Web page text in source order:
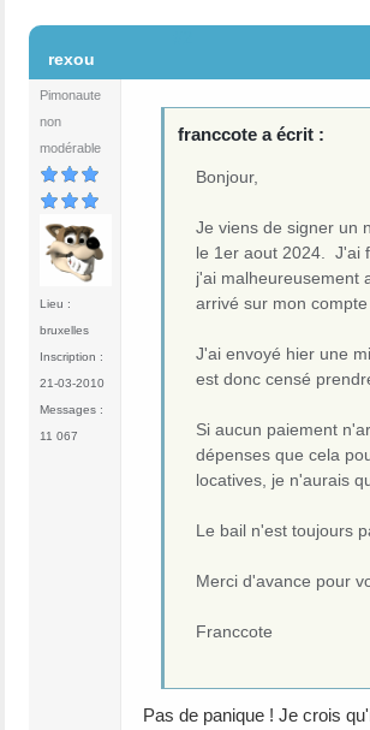
rexou
Pimonaute
non
modérable
Lieu :
bruxelles
Inscription :
21-03-2010
Messages :
11 067
franccote a écrit :
Bonjour,
Je viens de signer un
le 1er aout 2024. J'ai
j'ai malheureusement
arrivé sur mon
J'ai envoyé hier une
est donc censé
Si aucun paiement
dépenses que cela
locatives, je n'aurais
Le bail n'est toujours
Merci d'avance pour
Franccote
Pas de panique ! Je crois